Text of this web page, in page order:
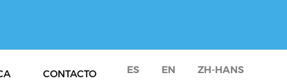
CONTACTO ES EN ZH-HANS